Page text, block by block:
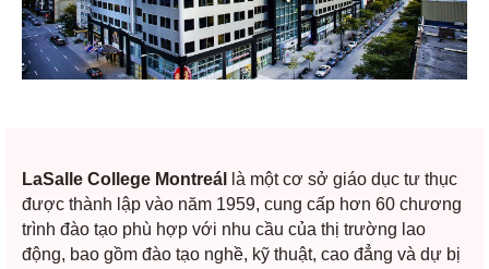
LaSalle College Montreál
là một cơ sở giáo dục tư thục
được thành lập vào năm 1959, cung cấp hơn 60 chương
trình đào tạo phù hợp với nhu cầu của thị trường lao
động, bao gồm đào tạo nghề, kỹ thuật, cao đẳng và dự bị